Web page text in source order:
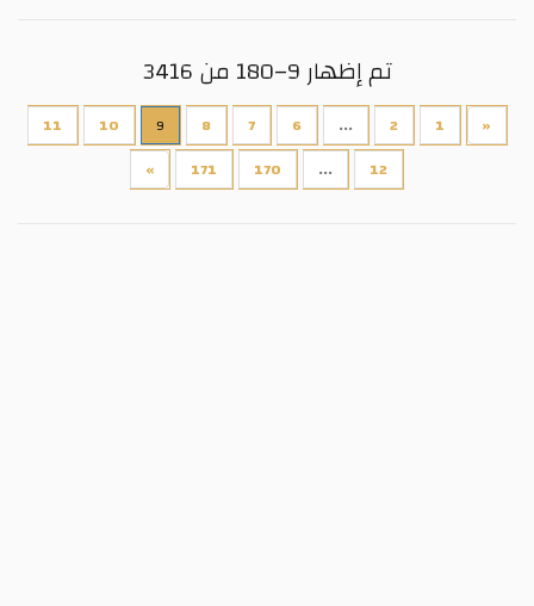
تم إظهار 9–180 من 3416
«
1
2
...
6
7
8
9
10
11
12
...
170
171
»